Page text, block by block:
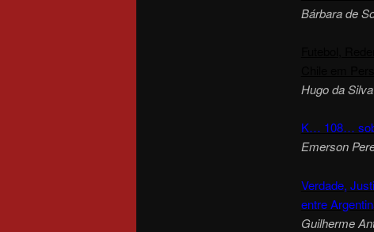
Bárbara de
Hugo da
K… 108…
Emerson
Verdade,
entre
Guilherme